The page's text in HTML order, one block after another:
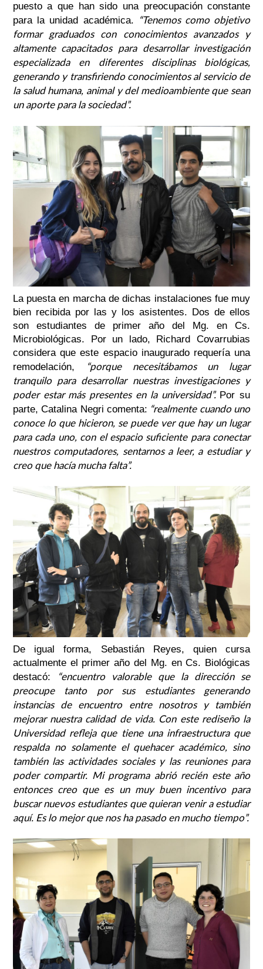
puesto a que han sido una preocupación constante
para la unidad académica.
“Tenemos como objetivo
formar graduados con conocimientos avanzados y
altamente capacitados para desarrollar investigación
especializada en diferentes disciplinas biológicas,
generando y transfiriendo conocimientos al servicio de
la salud humana, animal y del medioambiente que sean
un aporte para la sociedad”.
La puesta en marcha de dichas instalaciones fue muy
bien recibida por las y los asistentes. Dos de ellos
son estudiantes de primer año del Mg. en Cs.
Microbiológicas. Por un lado, Richard Covarrubias
considera que este espacio inaugurado requería una
remodelación,
“porque necesitábamos un lugar
tranquilo para desarrollar nuestras investigaciones y
poder estar más presentes en la universidad”. Por su
parte, Catalina Negri comenta: “realmente cuando uno
conoce lo que hicieron, se puede ver que hay un lugar
para cada uno, con el espacio suficiente para conectar
nuestros computadores, sentarnos a leer, a estudiar y
creo que hacía mucha falta”.
De igual forma, Sebastián Reyes, quien cursa
actualmente el primer año del Mg. en Cs. Biológicas
destacó:
“encuentro valorable que la dirección se
preocupe tanto por sus estudiantes generando
instancias de encuentro entre nosotros y también
mejorar nuestra calidad de vida. Con este rediseño la
Universidad refleja que tiene una infraestructura que
respalda no solamente el quehacer académico, sino
también las actividades sociales y las reuniones para
poder compartir. Mi programa abrió recién este año
entonces creo que es un muy buen incentivo para
buscar nuevos estudiantes que quieran venir a estudiar
aquí. Es lo mejor que nos ha pasado en mucho tiempo”.